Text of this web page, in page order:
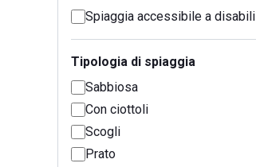
Spiaggia accessibile a disabili
Tipologia di spiaggia
Sabbiosa
Con ciottoli
Scogli
Prato